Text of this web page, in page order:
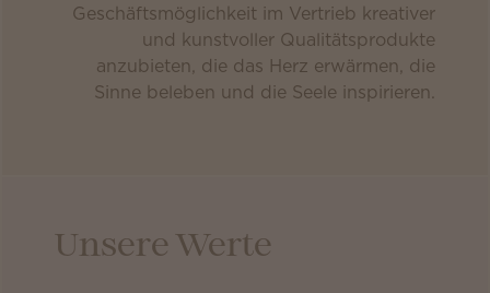
Geschäftsmöglichkeit im Vertrieb kreativer
und kunstvoller Qualitätsprodukte
anzubieten, die das Herz erwärmen, die
Sinne beleben und die Seele inspirieren.
Unsere Werte